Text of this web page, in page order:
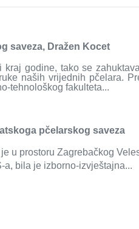
saveza, Dražen Kocet
kraj godine, tako se
naših vrijednih pčelara.
tehnološkog fakulteta...
pčelarskog saveza
u prostoru Zagrebačkog
bila je izborno-izvještajna...